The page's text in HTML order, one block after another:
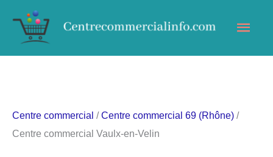
contenu
Centre commercial /Centre commercial 69 (Rhône) /
Centre commercial Vaulx-en-Velin